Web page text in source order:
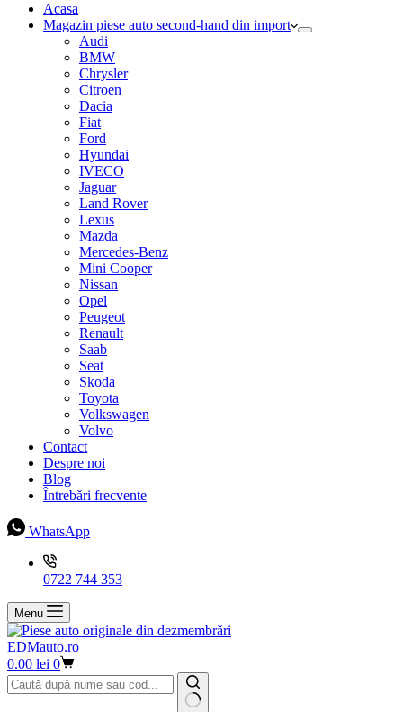
cumpărături
Acasa
Magazin piese auto second-hand din import
Audi
BMW
Chrysler
Citroen
Dacia
Fiat
Ford
Hyundai
IVECO
Jaguar
Land Rover
Lexus
Mazda
Mercedes-Benz
Mini Cooper
Nissan
Opel
Peugeot
Renault
Saab
Seat
Skoda
Toyota
Volkswagen
Volvo
Contact
Despre noi
Blog
Întrebări frecvente
WhatsApp
0722 744 353
Menu
EDMauto.ro
Coș
de
cumpărături
0.00 lei 0